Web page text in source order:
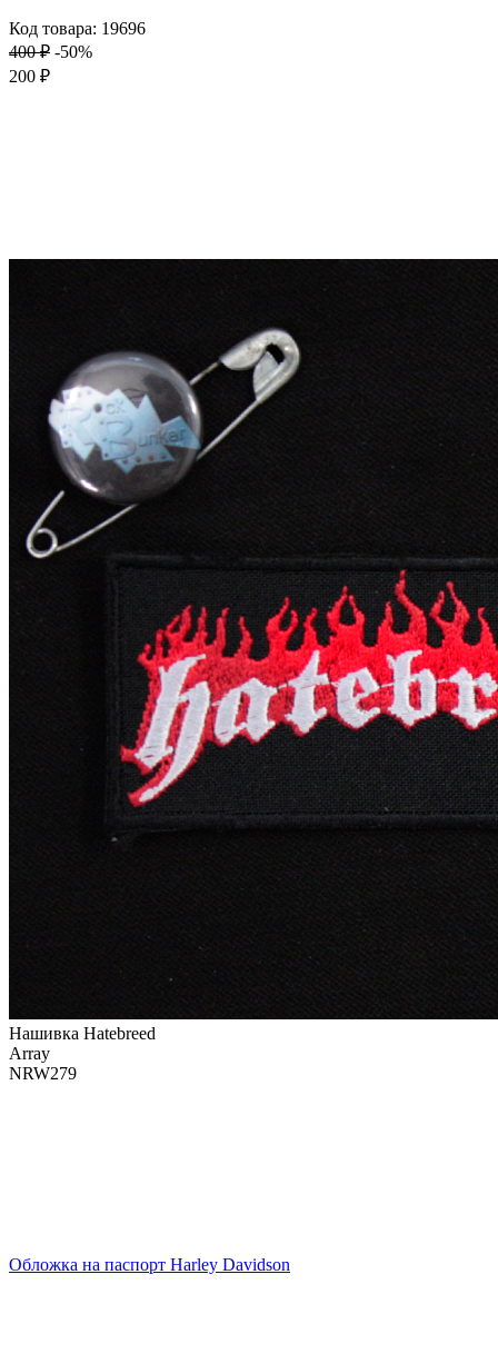
Код товара: 19696
400 ₽ -50%
200 ₽
Нашивка Hatebreed
Array
NRW279
Обложка на паспорт Harley Davidson